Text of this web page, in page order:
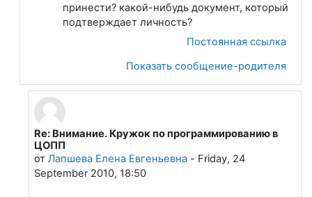
принести? какой-нибудь документ, который
подтверждает личность?
Постоянная ссылка
Показать сообщение-родителя
В ответ на Жиц Мария
Re: Внимание. Кружок по программированию в
ЦОПП
от Лапшева Елена Евгеньевна- Friday, 24
September 2010, 18:50